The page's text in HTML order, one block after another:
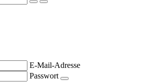
E-Mail-Adresse
Passwort